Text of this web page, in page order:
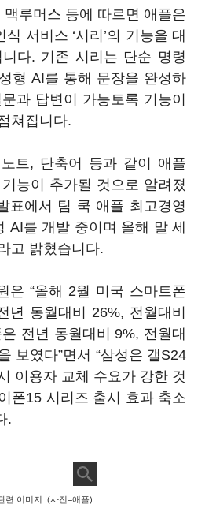
루머스 등에 따르면 애플은
서비스 ‘시리’의 기능을 대
다. 기존 시리는 단순 명령
형 AI를 통해 문장을 완성하
과 답변이 가능토록 기능이
쳐집니다.
트, 단축어 등과 같이 애플
능이 추가될 것으로 알려졌
표에서 팀 쿡 애플 최고경영
AI를 개발 중이며 올해 말 세
고 밝혔습니다.
은 “올해 2월 미국 스마트폰
년 동월대비 26%, 전월대비
전년 동월대비 9%, 전월대
보였다”면서 “삼성은 갤S24
이용자 교체 수요가 강한 것
폰15 시리즈 출시 효과 축소
.
련 이미지. (사진=애플)